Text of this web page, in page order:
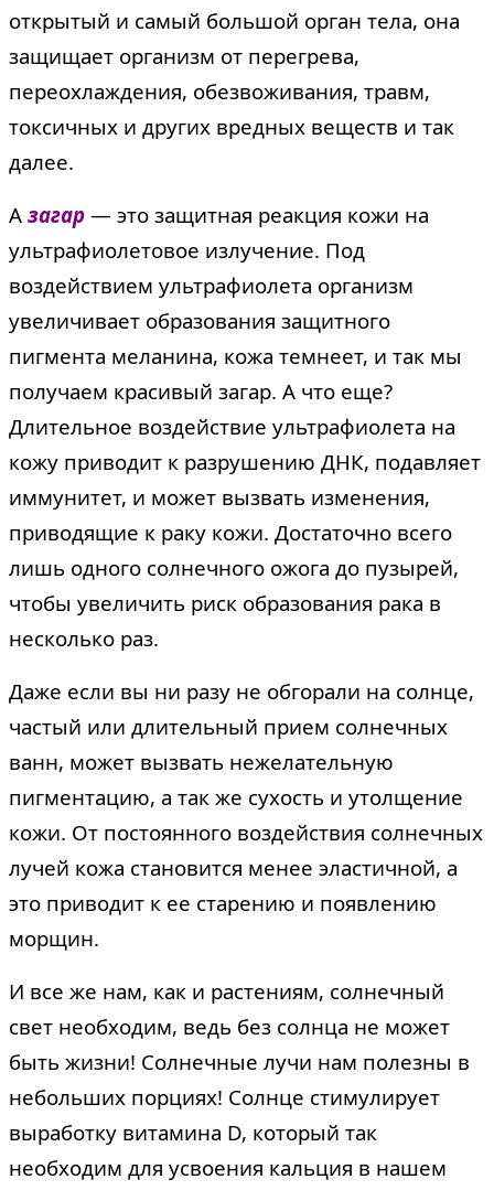
открытый и самый большой орган тела, она
защищает организм от перегрева,
переохлаждения, обезвоживания, травм,
токсичных и других вредных веществ и так
далее.
А загар — это защитная реакция кожи на
ультрафиолетовое излучение. Под
воздействием ультрафиолета организм
увеличивает образования защитного
пигмента меланина, кожа темнеет, и так мы
получаем красивый загар. А что еще?
Длительное воздействие ультрафиолета на
кожу приводит к разрушению ДНК, подавляет
иммунитет, и может вызвать изменения,
приводящие к раку кожи. Достаточно всего
лишь одного солнечного ожога до пузырей,
чтобы увеличить риск образования рака в
несколько раз.
Даже если вы ни разу не обгорали на солнце,
частый или длительный прием солнечных
ванн, может вызвать нежелательную
пигментацию, а так же сухость и утолщение
кожи. От постоянного воздействия солнечных
лучей кожа становится менее эластичной, а
это приводит к ее старению и появлению
морщин.
И все же нам, как и растениям, солнечный
свет необходим, ведь без солнца не может
быть жизни! Солнечные лучи нам полезны в
небольших порциях! Солнце стимулирует
выработку витамина D, который так
необходим для усвоения кальция в нашем